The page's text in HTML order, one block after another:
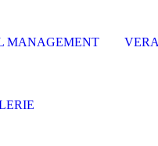
MANAGEMENT